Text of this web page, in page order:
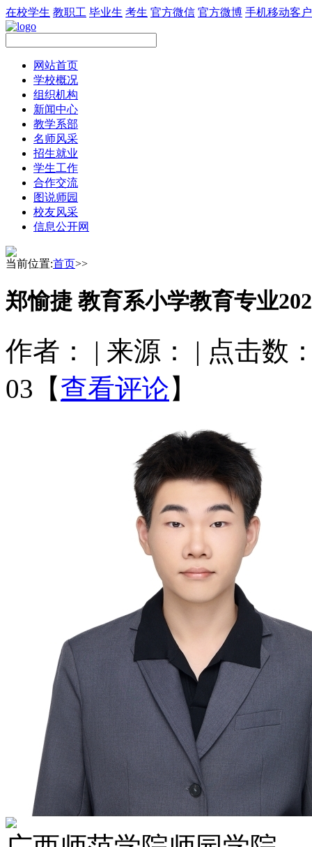
在校学生 教职工 毕业生 考生 官方微信 官方微博 手机移动客
网站首页
学校概况
组织机构
新闻中心
教学系部
名师风采
招生就业
学生工作
合作交流
图说师园
校友风采
信息公开网
当前位置:首页>>
郑愉捷 教育系小学教育专业
作者： | 来源：
| 点击数
03 【查看评论】